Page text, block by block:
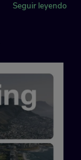
Seguir leyendo